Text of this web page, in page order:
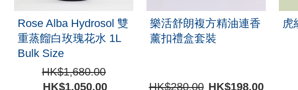
Rose Alba Hydrosol 雙
重蒸餾白玫瑰花水 1L
Bulk Size
HK$1,680.00
HK$1,050.00
樂活舒朗複方精油連香
薰扣禮盒套裝
HK$280.00 HK$198.00
虎